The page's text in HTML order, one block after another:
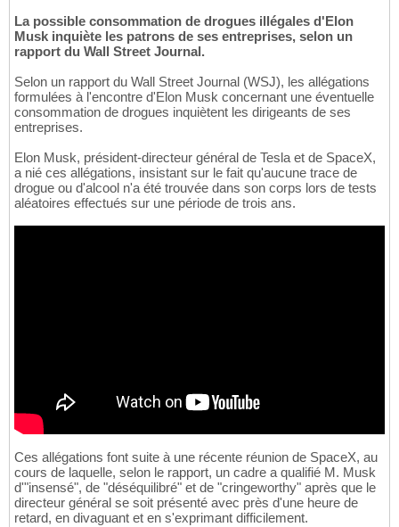
La possible consommation de drogues illégales d'Elon
Musk inquiète les patrons de ses entreprises, selon un
rapport du Wall Street Journal.
Selon un rapport du Wall Street Journal (WSJ), les allégations
formulées à l'encontre d'Elon Musk concernant une éventuelle
consommation de drogues inquiètent les dirigeants de ses
entreprises.
Elon Musk, président-directeur général de Tesla et de SpaceX,
a nié ces allégations, insistant sur le fait qu'aucune trace de
drogue ou d'alcool n'a été trouvée dans son corps lors de tests
aléatoires effectués sur une période de trois ans.
Ces allégations font suite à une récente réunion de SpaceX, au
cours de laquelle, selon le rapport, un cadre a qualifié M. Musk
d'"insensé", de "déséquilibré" et de "cringeworthy" après que le
directeur général se soit présenté avec près d'une heure de
retard, en divaguant et en s'exprimant difficilement.